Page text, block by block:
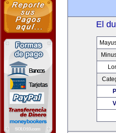
El